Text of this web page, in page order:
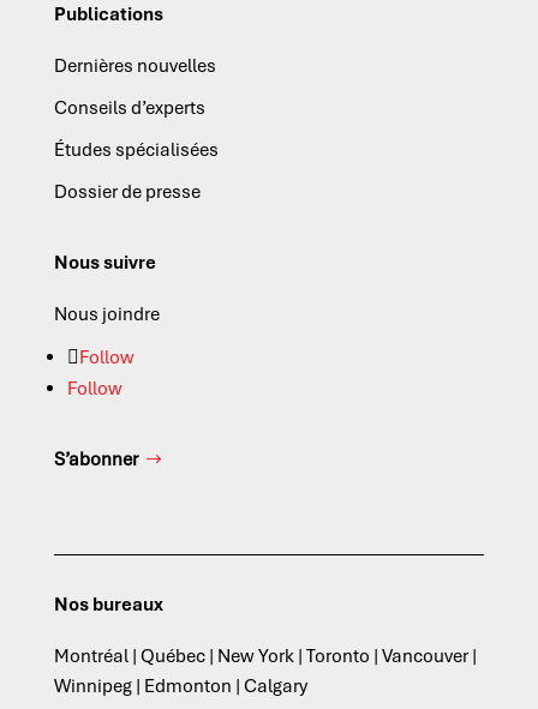
Publications
Dernières nouvelles
Conseils d’experts
Études spécialisées
Dossier de presse
Nous suivre
Nous joindre
Follow
Follow
S’abonner
Nos bureaux
Montréal | Québec | New York | Toronto | Vancouver |
Winnipeg | Edmonton | Calgary